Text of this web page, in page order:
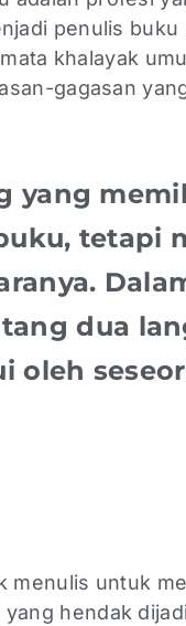
penulis buku
khalayak
gagasan
yang
tetapi
dua
oleh
menulis untuk
hendak